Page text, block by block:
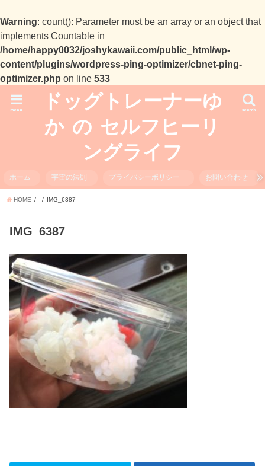
Warning: count(): Parameter must be an array or an object that
implements Countable in
/home/happy0032/joshykawaii.com/public_html/wp-
content/plugins/wordpress-ping-optimizer/cbnet-ping-
optimizer.php on line 533
ドッグトレーナーゆ
か の セルフヒーリ
ングライフ
search
menu
ホーム 宇宙の法則 プライバシーポリシー お問い合わせ
HOME IMG_6387
IMG_6387